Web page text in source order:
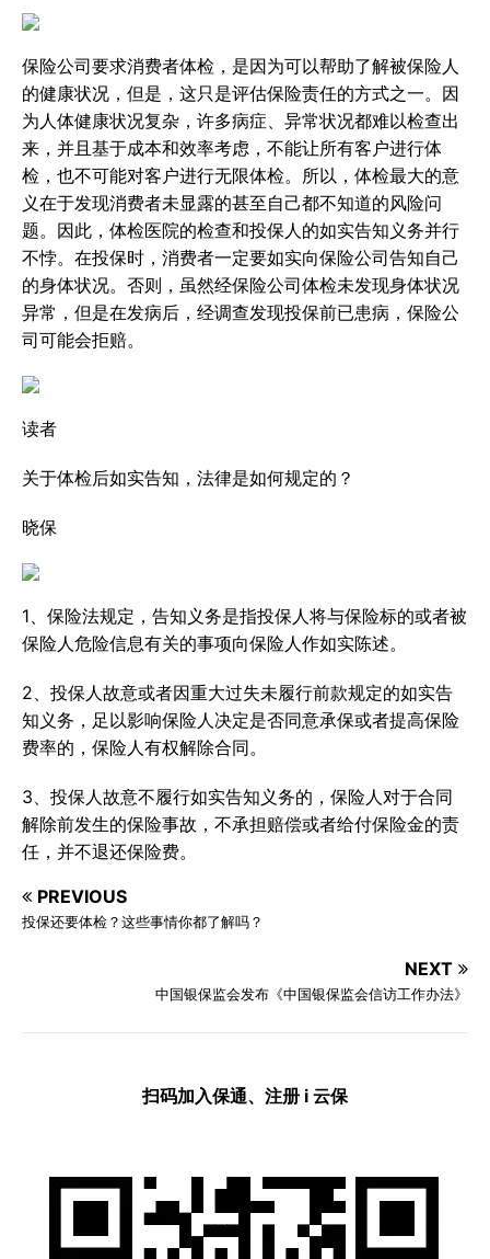
保险公司要求消费者体检，是因为可以帮助了解被保险人
的健康状况，但是，这只是评估保险责任的方式之一。因
为人体健康状况复杂，许多病症、异常状况都难以检查出
来，并且基于成本和效率考虑，不能让所有客户进行体
检，也不可能对客户进行无限体检。所以，体检最大的意
义在于发现消费者未显露的甚至自己都不知道的风险问
题。因此，体检医院的检查和投保人的如实告知义务并行
不悖。在投保时，消费者一定要如实向保险公司告知自己
的身体状况。否则，虽然经保险公司体检未发现身体状况
异常，但是在发病后，经调查发现投保前已患病，保险公
司可能会拒赔。
读者
关于体检后如实告知，法律是如何规定的？
晓保
1、保险法规定，告知义务是指投保人将与保险标的或者被
保险人危险信息有关的事项向保险人作如实陈述。
2、投保人故意或者因重大过失未履行前款规定的如实告
知义务，足以影响保险人决定是否同意承保或者提高保险
费率的，保险人有权解除合同。
3、投保人故意不履行如实告知义务的，保险人对于合同
解除前发生的保险事故，不承担赔偿或者给付保险金的责
任，并不退还保险费。
PREVIOUS
投保还要体检？这些事情你都了解吗？
NEXT
中国银保监会发布《中国银保监会信访工作办法》
扫码加入保通、注册 i 云保